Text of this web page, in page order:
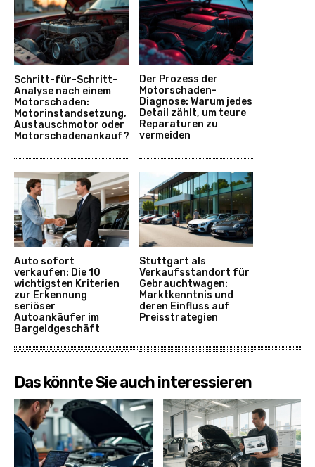
Schritt-für-Schritt-
Analyse nach einem
Motorschaden:
Motorinstandsetzung,
Austauschmotor oder
Motorschadenankauf?
Der Prozess der
Motorschaden-
Diagnose: Warum jedes
Detail zählt, um teure
Reparaturen zu
vermeiden
Auto sofort
verkaufen: Die 10
wichtigsten Kriterien
zur Erkennung
seriöser
Autoankäufer im
Bargeldgeschäft
Stuttgart als
Verkaufsstandort für
Gebrauchtwagen:
Marktkenntnis und
deren Einfluss auf
Preisstrategien
Das könnte Sie auch interessieren